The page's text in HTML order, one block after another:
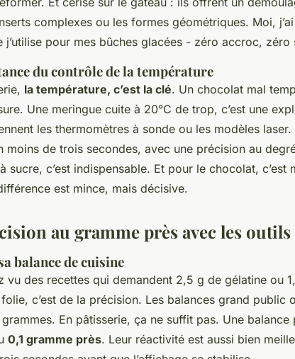
complexes ou les formes géométriques. Moi,
j’utilise pour mes bûches glacées - zéro accroc, zéro
du contrôle de la température
la température, c’est la clé. Un chocolat mal
Une meringue cuite à 20°C de trop, c’est une
les thermomètres à sonde ou les modèles
moins de trois secondes, avec une précision au
sucre, c’est indispensable. Et pour le chocolat, c’est
est mince, mais décisive.
au gramme près avec les
balance de cuisine
vu des recettes qui demandent 2,5 g de gélatine ou
c’est de la précision. Les balances grand public
En pâtisserie, ça ne suffit pas. Une balance
0,1 gramme près. Leur réactivité est aussi bien